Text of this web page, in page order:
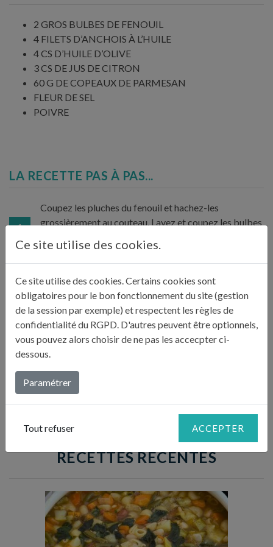
2 GROS BULBES DE FENOUIL
4 FILETS D’ANCHOIS À L’HUILE
4 CS D’HUILE D’OLIVE
3 CS DE JUS DE CITRON
60 G DE COPEAUX DE PARMESAN
FLEUR DE SEL
POIVRE
LA RECETTE PAS À PAS...
1
Coupez les pluches du fenouil et hachez-les
grossièrement au couteau. Lavez et coupez les bulbes
Coupez les filets d’anchois en lanières fines dans la
longueur.
3
Mélangez l’huile d’olive, le citron, le fenouil, les
anchois et les pluches. Salez légèrement et poivrez.
Disposez dans un plat ou dans les assiettes, et couvrez
de copeaux de parmesan. Servez !
RECETTES RÉCENTES
Ce site utilise des cookies.
Ce site utilise des cookies. Certains cookies sont
obligatoires pour le bon fonctionnement du site (gestion
de la session par exemple) et respectent les règles de
confidentialité du RGPD. D'autres peuvent être optionnels,
vous pouvez alors choisir de ne pas les accecpter ci-
dessous.
Paramétrer
Tout refuser ACCEPTER